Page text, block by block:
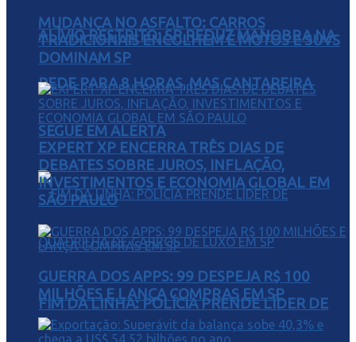
ALÍVIO RESTRITO: SP REDUZ MANOBRA NA
REDE PARA 8 HORAS, MAS CANTAREIRA
SEGUE EM ALERTA
FIM DA LINHA: POLÍCIA PRENDE LÍDER DE
MUDANÇA NO ASFALTO: CARROS
TRADICIONAIS ENCOLHEM E MOTOS E SUVS
DOMINAM SP
EXPERT XP ENCERRA TRÊS DIAS DE
DEBATES SOBRE JUROS, INFLAÇÃO,
INVESTIMENTOS E ECONOMIA GLOBAL EM
SÃO PAULO
GUERRA DOS APPS: 99 DESPEJA R$ 100
MILHÕES E LANÇA COMPRAS EM SP